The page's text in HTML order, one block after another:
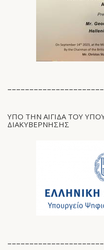
ΥΠΟ ΤΗΝ ΑΙΓΙΔΑ ΤΟΥ
ΔΙΑΚΥΒΕΡΝΗΣΗΣ